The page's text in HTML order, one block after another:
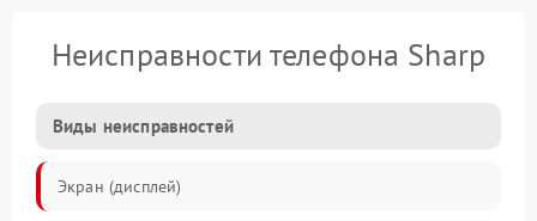
Неисправности телефона Sharp
Виды неисправностей
Экран (дисплей)